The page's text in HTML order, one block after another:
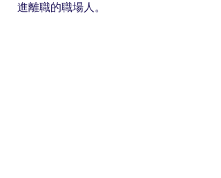
進離職的職場人。